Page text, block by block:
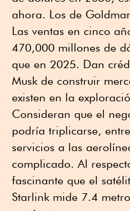
ahora. Los de
Las ventas en cinco
470,000 millones de
que en 2025. Dan
Musk de construir
existen en la
Consideran que el
podría triplicarse,
servicios a las
complicado. Al
fascinante que el
Starlink mide 7.4